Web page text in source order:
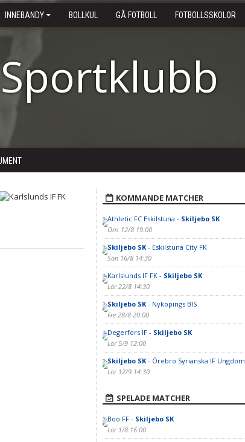
INNEBANDY BOLLKUL GÅ FOTBOLL FOTBOLLSSKOLOR
KOMMANDE MATCHER
Athletic FC Eskilstuna - Skiljebo SK
Ons 12/8 19:00
Skiljebo SK- Eskilstuna City FK
Sön 16/8 14:30
Karlslunds IF FK - Skiljebo SK
Lör 22/8 14:30
Skiljebo SK- Nyköpings BIS
Fre 28/8 20:00
Degerfors IF - Skiljebo SK
Lör 5/9 12:00
Skiljebo SK- Örebro Syrianska IF Ungdom
Lör 12/9 14:30
SPELADE MATCHER
Boo FF - Skiljebo SK
Lör 1/8 16:00